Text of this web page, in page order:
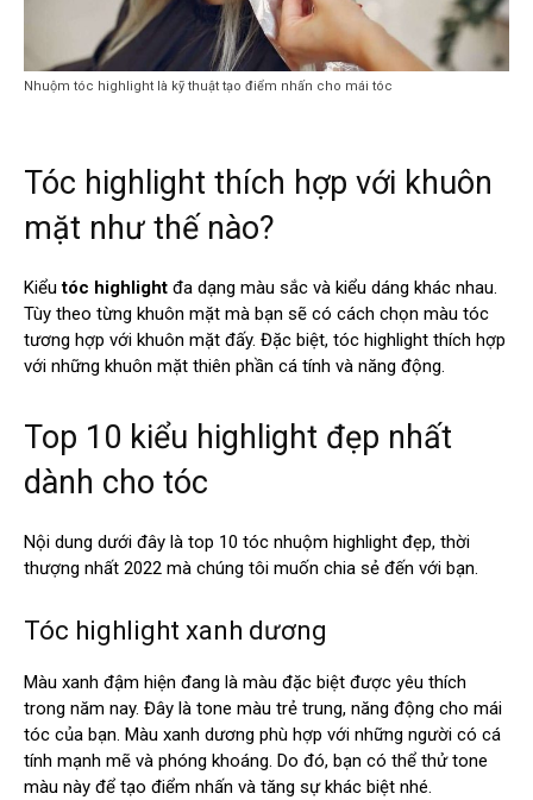
Nhuộm tóc highlight là kỹ thuật tạo điểm nhấn cho mái tóc
Tóc highlight thích hợp với khuôn
mặt như thế nào?
Kiểutóc highlight đa dạng màu sắc và kiểu dáng khác nhau.
Tùy theo từng khuôn mặt mà bạn sẽ có cách chọn màu tóc
tương hợp với khuôn mặt đấy. Đặc biệt, tóc highlight thích hợp
với những khuôn mặt thiên phần cá tính và năng động.
Top 10 kiểu highlight đẹp nhất
dành cho tóc
Nội dung dưới đây là top 10 tóc nhuộm highlight đẹp, thời
thượng nhất 2022 mà chúng tôi muốn chia sẻ đến với bạn.
Tóc highlight xanh dương
Màu xanh đậm hiện đang là màu đặc biệt được yêu thích
trong năm nay. Đây là tone màu trẻ trung, năng động cho mái
tóc của bạn. Màu xanh dương phù hợp với những người có cá
tính mạnh mẽ và phóng khoáng. Do đó, bạn có thể thử tone
màu này để tạo điểm nhấn và tăng sự khác biệt nhé.